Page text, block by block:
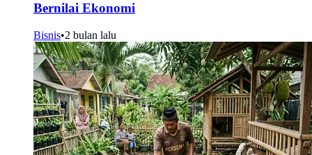
Bernilai Ekonomi
Bisnis•2 bulan lalu